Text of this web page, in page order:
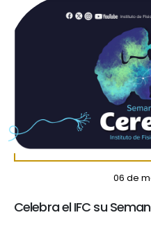
06 de
Celebra el IFC su